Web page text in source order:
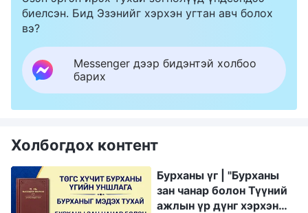
биелсэн. Бид Эзэнийг хэрхэн угтан авч болох
вэ?
Messenger дээр бидэнтэй холбоо
барих
Холбогдох контент
Бурханы үг | "Бурханы
зан чанар болон Түүний
ажлын үр дүнг хэрхэн